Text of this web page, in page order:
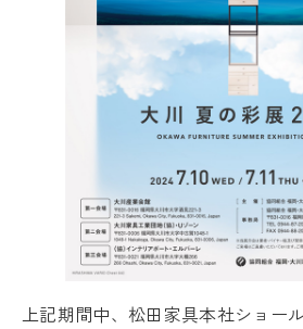
上記期間中、松田家具本社ショー